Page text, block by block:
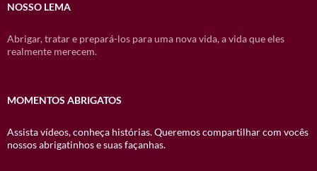
NOSSO LEMA
Abrigar, tratar e prepará-los para uma nova vida, a vida que eles
realmente merecem.
MOMENTOS ABRIGATOS
Assista vídeos, conheça histórias. Queremos compartilhar com vocês
nossos abrigatinhos e suas façanhas.